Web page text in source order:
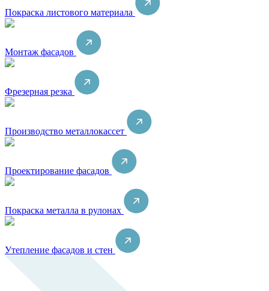
Покраска листового материала
Монтаж фасадов
Фрезерная резка
Производство металлокассет
Проектирование фасадов
Покраска металла в рулонах
Утепление фасадов и стен